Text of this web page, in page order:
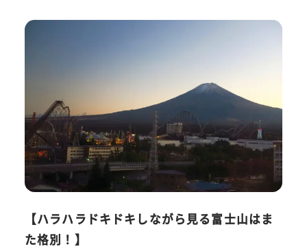
【ハラハラドキドキしながら見る富士山はま
た格別！】